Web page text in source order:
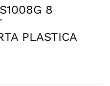
8
PLASTICA